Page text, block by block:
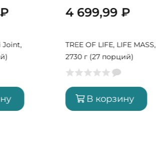
₽
Joint,
4 699,99₽
TREE OF LIFE, LIFE MASS,
2730 г (27 порций)
В корзину